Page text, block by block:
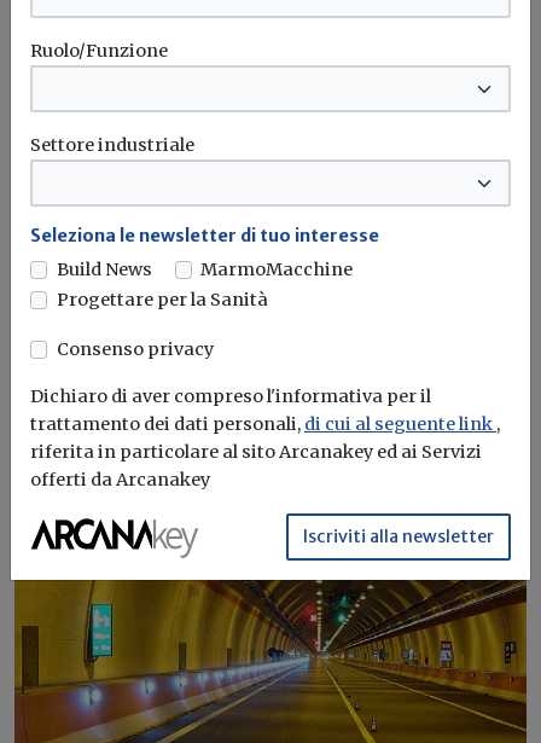
Disano rinnova le linee di prodotti da
incasso per uffici e spazi commerciali
Redazione Build News
Presentati i nuovi modelli delle linee Minicomfort LED,
Ruolo/Funzione
Settore industriale
Seleziona le newsletter di tuo interesse
Build News
MarmoMacchine
Progettare per la Sanità
Consenso privacy
Dichiaro di aver compreso l'informativa per il
trattamento dei dati personali, di cui al seguente link ,
riferita in particolare al sito Arcanakey ed ai Servizi
offerti da Arcanakey
Iscriviti alla newsletter